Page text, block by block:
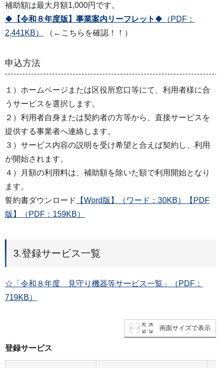
補助額は最大月額1,000円です。
🍀【令和８年度版】事業案内リーフレット🍀
（PDF：
2,441KB）
（←こちらを確認！！）
申込方法
１）ホームページまたは区役所窓口等にて、利用者様に合
うサービスを選択します。
２）利用者自身または契約者の方等から、直接サービスを
提供する事業者へ連絡します。
３）サービス内容の説明を受け希望と合えば契約し、利用
が開始されます。
４）月額の利用料は、補助額を除いた額で利用開始となり
ます。
誓約書ダウンロード
【Word版】（ワード：30KB）
【PDF
版】（PDF：159KB）
3.登録サービス一覧
☆「令和８年度 見守り機器等サービス一覧」（PDF：
719KB）
画面サイズで表示
登録サービス